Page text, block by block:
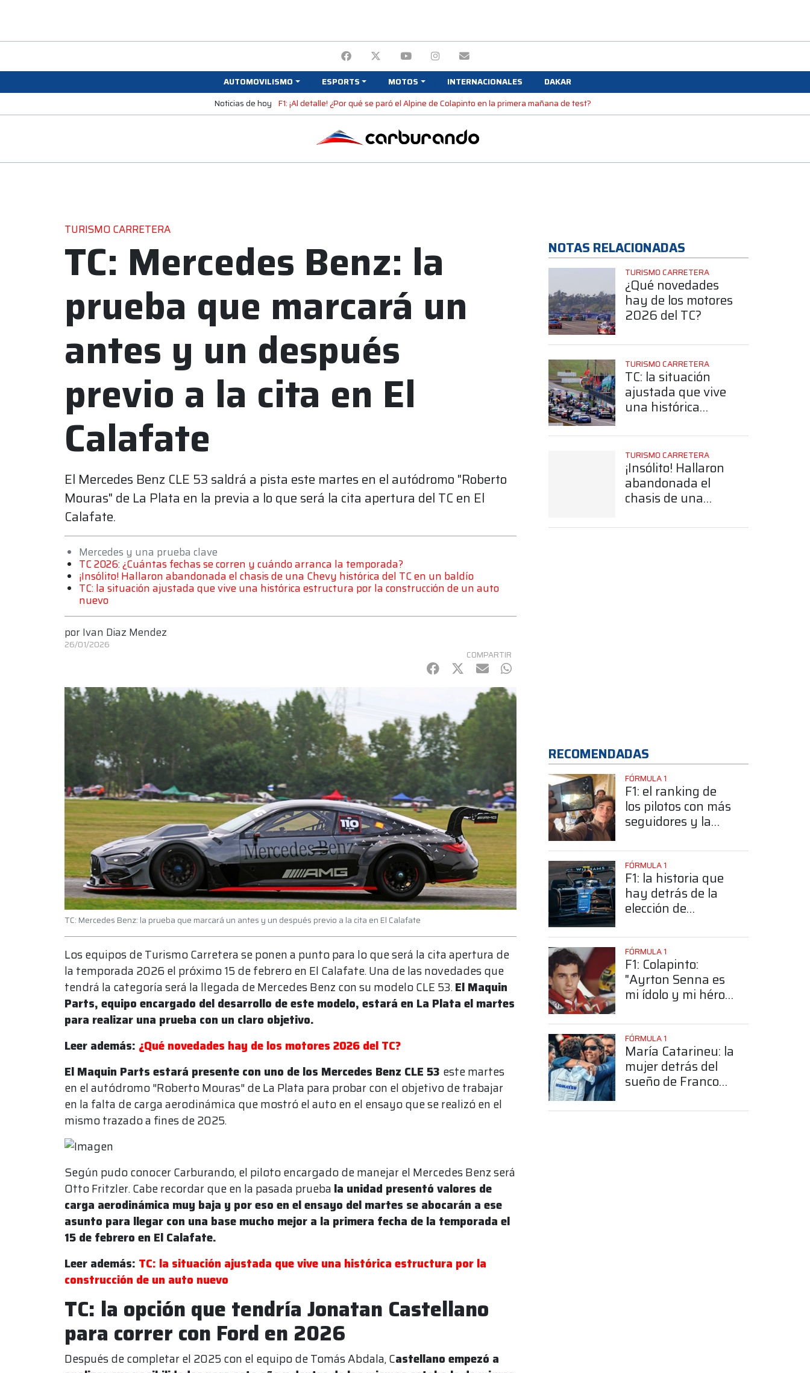
AUTOMOVILISMO ESPORTS MOTOS INTERNACIONALES
DAKAR
Noticias de hoy F1: ¡Al detalle! ¿Por qué se paró el Alpine de Colapinto en la primera mañana de test?
TURISMO CARRETERA
TC: Mercedes Benz: la
prueba que marcará un
antes y un después
previo a la cita en El
Calafate
El Mercedes Benz CLE 53 saldrá a pista este martes en el autódromo "Roberto
Mouras" de La Plata en la previa a lo que será la cita apertura del TC en El
Calafate.
Mercedes y una prueba clave
TC 2026: ¿Cuántas fechas se corren y cuándo arranca la temporada?
¡Insólito! Hallaron abandonada el chasis de una Chevy histórica del TC en un baldío
TC: la situación ajustada que vive una histórica estructura por la construcción de un auto
nuevo
por Ivan Diaz Mendez
26/01/2026
COMPARTIR
Facebook
Twitter
mail WhatsApp
TC: Mercedes Benz: la prueba que marcará un antes y un después previo a la cita en El Calafate
Los equipos de Turismo Carretera se ponen a punto para lo que será la cita apertura de
la temporada 2026 el próximo 15 de febrero en El Calafate. Una de las novedades que
tendrá la categoría será la llegada de Mercedes Benz con su modelo CLE 53.El Maquin
Parts, equipo encargado del desarrollo de este modelo, estará en La Plata el martes
para realizar una prueba con un claro objetivo.
Leer además: ¿Qué novedades hay de los motores 2026 del TC?
El Maquin Parts estará presente con uno de los Mercedes Benz CLE 53 este martes
en el autódromo "Roberto Mouras" de La Plata para probar con el objetivo de trabajar
en la falta de carga aerodinámica que mostró el auto en el ensayo que se realizó en el
mismo trazado a fines de 2025.
Según pudo conocer Carburando, el piloto encargado de manejar el Mercedes Benz será
Otto Fritzler. Cabe recordar que en la pasada prueba la unidad presentó valores de
carga aerodinámica muy baja y por eso en el ensayo del martes se abocarán a ese
asunto para llegar con una base mucho mejor a la primera fecha de la temporada el
15 de febrero en El Calafate.
Leer además: TC: la situación ajustada que vive una histórica estructura por la
construcción de un auto nuevo
TC: la opción que tendría Jonatan Castellano
para correr con Ford en 2026
Después de completar el 2025 con el equipo de Tomás Abdala, Castellano empezó a
NOTAS RELACIONADAS
TURISMO CARRETERA
¿Qué novedades
hay de los motores
2026 del TC?
TURISMO CARRETERA
TC: la situación
ajustada que vive
una histórica
construcción de un
auto nuevo
TURISMO CARRETERA
¡Insólito! Hallaron
abandonada el
chasis de una
TC en un baldío
RECOMENDADAS
FÓRMULA 1
F1: el ranking de
los pilotos con más
seguidores y la
posición de
Colapinto
FÓRMULA 1
F1: la historia que
hay detrás de la
elección de
número 43
FÓRMULA 1
F1: Colapinto:
"Ayrton Senna es
mi ídolo y mi héroe
FÓRMULA 1
María Catarineu: la
mujer detrás del
sueño de Franco
Fórmula 1